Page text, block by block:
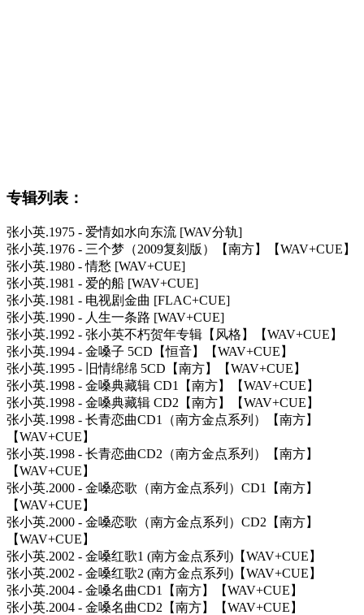
专辑列表：
张小英.1975 - 爱情如水向东流 [WAV分轨]
张小英.1976 - 三个梦（2009复刻版）【南方】【WAV+CUE】
张小英.1980 - 情愁 [WAV+CUE]
张小英.1981 - 爱的船 [WAV+CUE]
张小英.1981 - 电视剧金曲 [FLAC+CUE]
张小英.1990 - 人生一条路 [WAV+CUE]
张小英.1992 - 张小英不朽贺年专辑【风格】【WAV+CUE】
张小英.1994 - 金嗓子 5CD【恒音】【WAV+CUE】
张小英.1995 - 旧情绵绵 5CD【南方】【WAV+CUE】
张小英.1998 - 金嗓典藏辑 CD1【南方】【WAV+CUE】
张小英.1998 - 金嗓典藏辑 CD2【南方】【WAV+CUE】
张小英.1998 - 长青恋曲CD1（南方金点系列）【南方】
【WAV+CUE】
张小英.1998 - 长青恋曲CD2（南方金点系列）【南方】
【WAV+CUE】
张小英.2000 - 金嗓恋歌（南方金点系列）CD1【南方】
【WAV+CUE】
张小英.2000 - 金嗓恋歌（南方金点系列）CD2【南方】
【WAV+CUE】
张小英.2002 - 金嗓红歌1 (南方金点系列)【WAV+CUE】
张小英.2002 - 金嗓红歌2 (南方金点系列)【WAV+CUE】
张小英.2004 - 金嗓名曲CD1【南方】【WAV+CUE】
张小英.2004 - 金嗓名曲CD2【南方】【WAV+CUE】